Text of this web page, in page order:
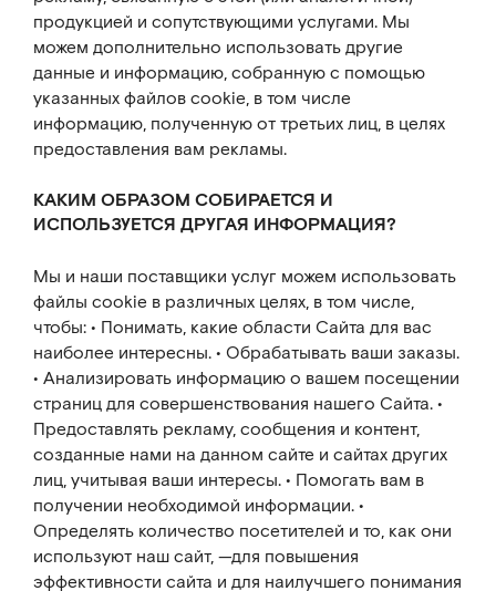
продукцией и сопутствующими услугами. Мы
можем дополнительно использовать другие
данные и информацию, собранную с помощью
указанных файлов cookie, в том числе
информацию, полученную от третьих лиц, в целях
предоставления вам рекламы.
КАКИМ ОБРАЗОМ СОБИРАЕТСЯ И
ИСПОЛЬЗУЕТСЯ ДРУГАЯ ИНФОРМАЦИЯ?
Мы и наши поставщики услуг можем использовать
файлы cookie в различных целях, в том числе,
чтобы: • Понимать, какие области Сайта для вас
наиболее интересны. • Обрабатывать ваши заказы.
• Анализировать информацию о вашем посещении
страниц для совершенствования нашего Сайта. •
Предоставлять рекламу, сообщения и контент,
созданные нами на данном сайте и сайтах других
лиц, учитывая ваши интересы. • Помогать вам в
получении необходимой информации. •
Определять количество посетителей и то, как они
используют наш сайт, —для повышения
эффективности сайта и для наилучшего понимания